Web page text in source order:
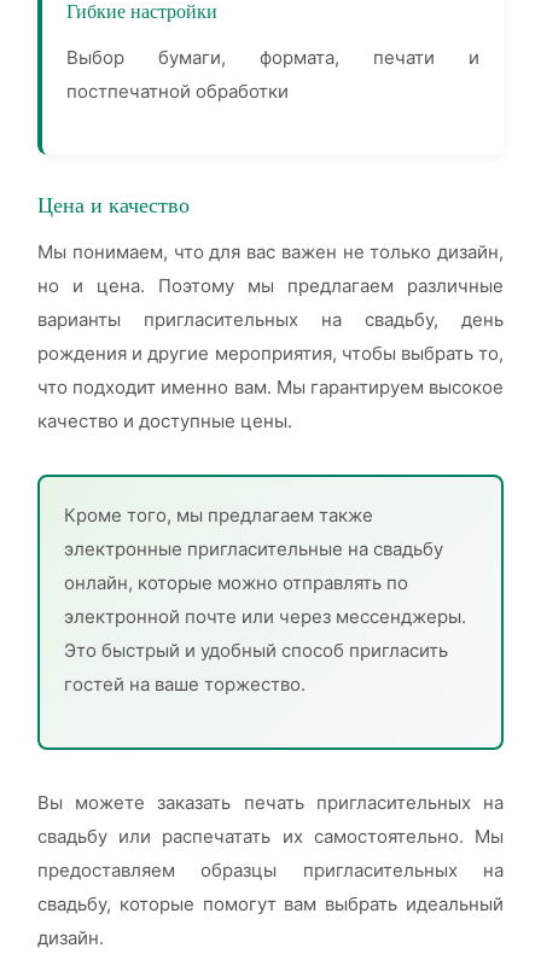
Гибкие настройки
Выбор бумаги, формата, печати и
постпечатной обработки
Цена и качество
Мы понимаем, что для вас важен не только дизайн,
но и цена. Поэтому мы предлагаем различные
варианты пригласительных на свадьбу, день
рождения и другие мероприятия, чтобы выбрать то,
что подходит именно вам. Мы гарантируем высокое
качество и доступные цены.
Кроме того, мы предлагаем также
электронные пригласительные на свадьбу
онлайн, которые можно отправлять по
электронной почте или через мессенджеры.
Это быстрый и удобный способ пригласить
гостей на ваше торжество.
Вы можете заказать печать пригласительных на
свадьбу или распечатать их самостоятельно. Мы
предоставляем образцы пригласительных на
свадьбу, которые помогут вам выбрать идеальный
дизайн.